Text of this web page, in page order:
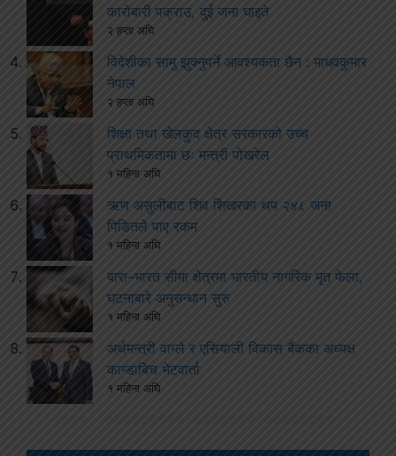
कारोबारी पक्राउ, दुई जना घाइते
२ हप्ता अघि
विदेशीका सामु झुक्नुपर्ने आवश्यकता छैन : माधवकुमार
नेपाल
२ हप्ता अघि
शिक्षा तथा खेलकुद क्षेत्र सरकारको उच्च
प्राथमिकतामा छः मन्त्री पोखरेल
१ महिना अघि
ऋण असुलीबाट शिव शिखरका थप २४८ जना
पिडितले पाए रकम
१ महिना अघि
बारा–भारत सीमा क्षेत्रमा भारतीय नागरिक मृत फेला,
घटनाबारे अनुसन्धान सुरु
१ महिना अघि
अर्थमन्त्री वाग्ले र एसियाली विकास बैंकका अध्यक्ष
कान्डाबिच भेटवार्ता
१ महिना अघि